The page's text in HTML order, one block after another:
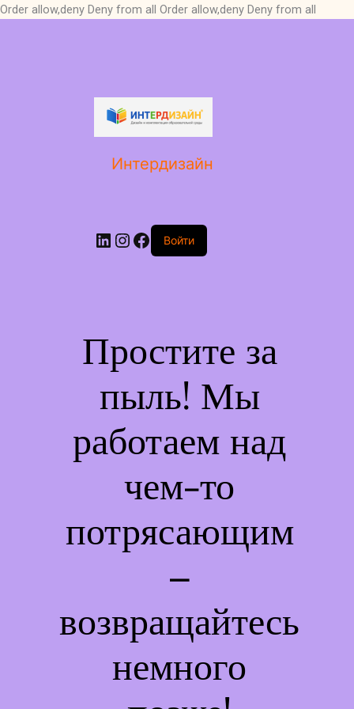
Order allow,deny Deny from all Order allow,deny Deny from all
Интердизайн
LinkedIn
Instagram
Facebook
Войти
Простите за
пыль! Мы
работаем над
чем-то
потрясающим
–
возвращайтесь
немного